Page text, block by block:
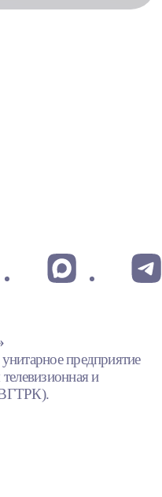
предприятие
и